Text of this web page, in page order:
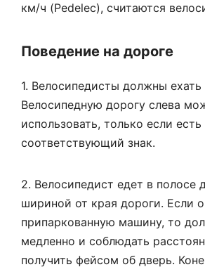
км/ч (Pedelec), считаются
Поведение на дороге
1. Велосипедисты должны ехать
Велосипедную дорогу слева
использовать, только если есть
соответствующий знак.
2. Велосипедист едет в полосе
шириной от края дороги. Если
припаркованную машину, то
медленно и соблюдать
получить фейсом об дверь.